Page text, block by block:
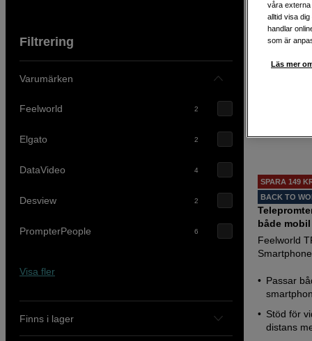
Filtrering
Varumärken
Feelworld 2
Elgato 2
DataVideo 4
Desview 2
PrompterPeople 6
Visa fler
Finns i lager
SPARA 149
BACK TO
både
Feelworld
Passar
Stöd för
distans
våra externa
alltid visa
handlar
som är
Läs mer